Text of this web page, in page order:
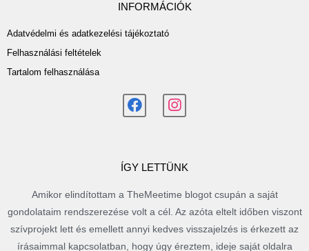
INFORMÁCIÓK
Adatvédelmi és adatkezelési tájékoztató
Felhasználási feltételek
Tartalom felhasználása
ÍGY LETTÜNK
Amikor elindítottam a TheMeetime blogot csupán a saját
gondolataim rendszerezése volt a cél. Az azóta eltelt időben viszont
szívprojekt lett és emellett annyi kedves visszajelzés is érkezett az
írásaimmal kapcsolatban, hogy úgy éreztem, ideje saját oldalra